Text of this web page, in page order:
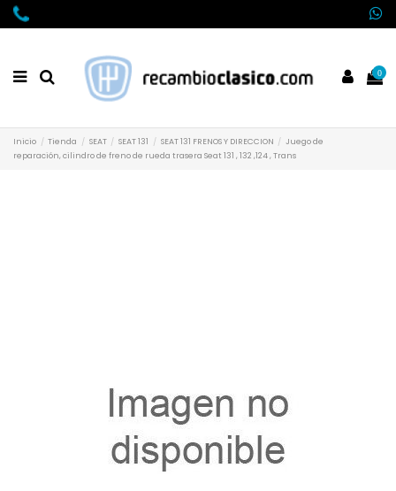
0
Inicio Tienda SEAT SEAT 131 SEAT 131 FRENOS Y DIRECCION
Juego de
reparación, cilindro de freno de rueda trasera Seat 131 , 132 ,124 , Trans